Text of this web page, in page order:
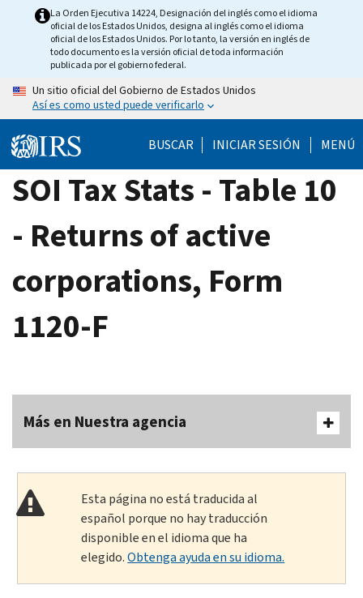
La Orden Ejecutiva 14224, Designación del inglés como el idioma
oficial de los Estados Unidos, designa al inglés como el idioma
oficial de los Estados Unidos. Por lo tanto, la versión en inglés de
todo documento es la versión oficial de toda información
publicada por el gobierno federal.
Un sitio oficial del Gobierno de Estados Unidos
Así es como usted puede verificarlo
BUSCAR INICIAR SESIÓN MENÚ
SOI Tax Stats - Table 10
- Returns of active
corporations, Form
1120-F
Más en Nuestra agencia
Esta página no está traducida al
español porque no hay traducción
disponible en el idioma que ha
elegido.Obtenga ayuda en su idioma.